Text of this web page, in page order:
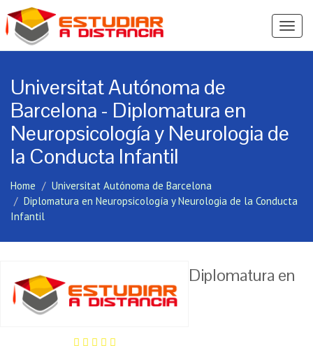
Ver
Universitat Autónoma de
Barcelona - Diplomatura en
Neuropsicología y Neurologia de
la Conducta Infantil
Home
Universitat Autónoma de Barcelona
Diplomatura en Neuropsicología y Neurologia de la Conducta
Infantil
Diplomatura en